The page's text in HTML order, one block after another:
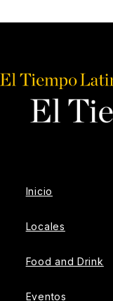
Inicio
Locales
Food and Drink
Eventos